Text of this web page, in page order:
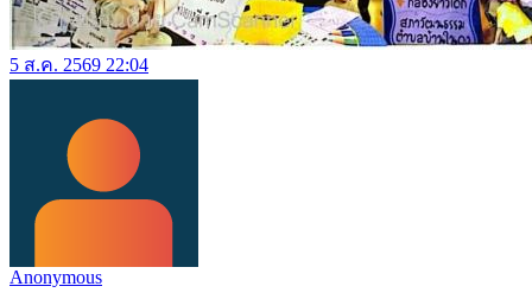
5 ส.ค. 2569 22:04
Anonymous